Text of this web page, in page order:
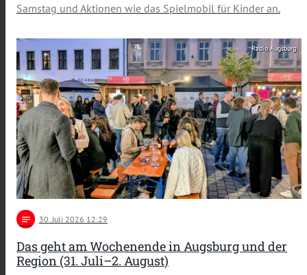
Samstag und Aktionen wie das Spielmobil für Kinder an.
Radio Augsburg
notes 30 . Juli 2026 12:29
Das geht am Wochenende in Augsburg und der
Region (31. Juli–2. August)